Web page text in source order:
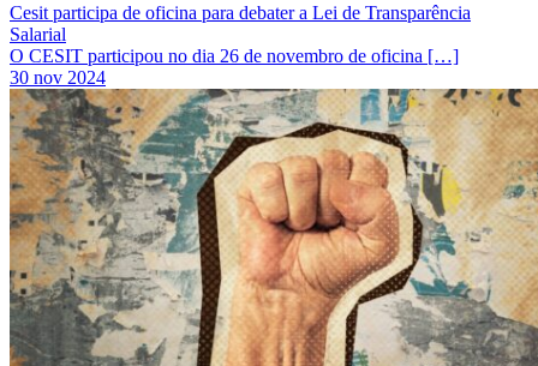
Cesit participa de oficina para debater a Lei de Transparência
Salarial
O CESIT participou no dia 26 de novembro de oficina […]
30 nov 2024